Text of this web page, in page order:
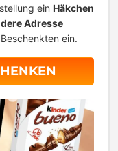
ein Häkchen
Adresse
ein.